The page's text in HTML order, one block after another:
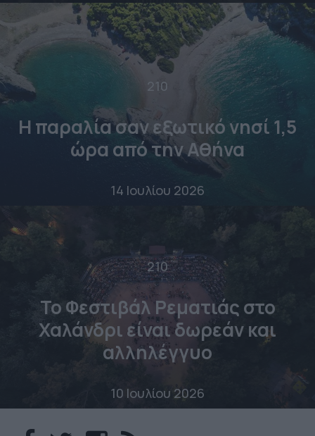
210
Η παραλία σαν εξωτικό νησί 1,5
ώρα από την Αθήνα
14 Ιουλίου 2026
210
Το Φεστιβάλ Ρεματιάς στο
Χαλάνδρι είναι δωρεάν και
αλληλέγγυο
10 Ιουλίου 2026